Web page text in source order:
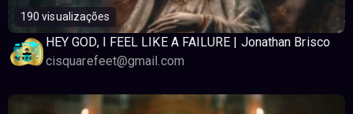
190 visualizações
HEY GOD, I FEEL LIKE A FAILURE | Jonathan Brisco
cisquarefeet@gmail.com